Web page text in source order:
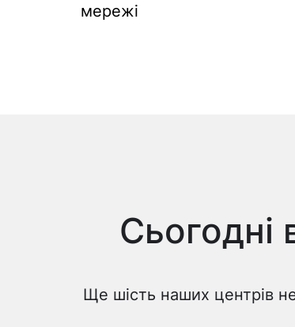
мережі
Сьогодні
Ще шість наших центрів